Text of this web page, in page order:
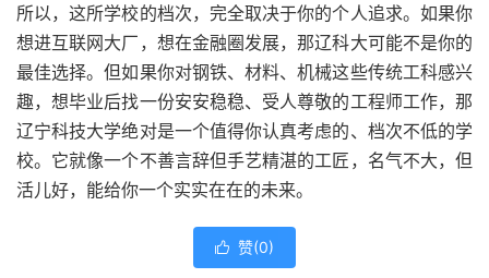
所以，这所学校的档次，完全取决于你的个人追求。如果你
想进互联网大厂，想在金融圈发展，那辽科大可能不是你的
最佳选择。但如果你对钢铁、材料、机械这些传统工科感兴
趣，想毕业后找一份安安稳稳、受人尊敬的工程师工作，那
辽宁科技大学绝对是一个值得你认真考虑的、档次不低的学
校。它就像一个不善言辞但手艺精湛的工匠，名气不大，但
活儿好，能给你一个实实在在的未来。
 赞(0)